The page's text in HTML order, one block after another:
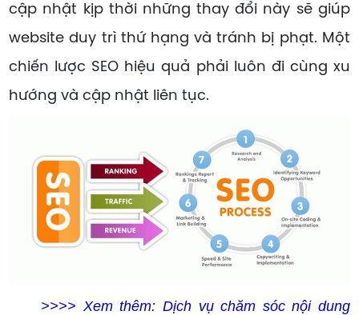
cập nhật kịp thời những thay đổi này sẽ giúp
website duy trì thứ hạng và tránh bị phạt. Một
chiến lược SEO hiệu quả phải luôn đi cùng xu
hướng và cập nhật liên tục.
>>>> Xem thêm: Dịch vụ chăm sóc nội dung